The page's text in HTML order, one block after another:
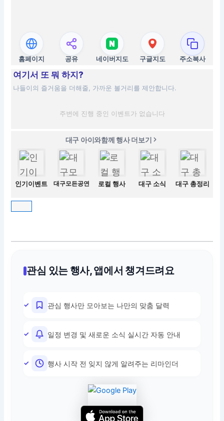
홈페이지 공유 네이버지도 구글지도 주소복사
여기서 또 뭐 하지?
나들이의 즐거움을 더해줄, 가까운 볼거리를 제안합니다.
주변에 진행 중인 이벤트가 없습니다
대구 아이와함께 행사 더보기
인기이벤트 대구모든공연 로컬 행사 대구 소식 대구 총정리
관심 있는 행사, 앱에서 챙겨드려요
관심 행사만 모아보는 나만의 맞춤 달력
일정 변경 및 새로운 소식 실시간 자동 안내
행사 시작 전 잊지 않게 알려주는 리마인더